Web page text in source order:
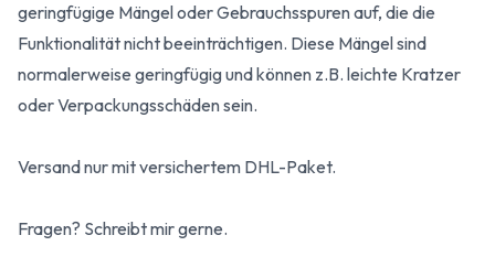
geringfügige Mängel oder Gebrauchsspuren auf, die die
Funktionalität nicht beeinträchtigen. Diese Mängel sind
normalerweise geringfügig und können z.B. leichte Kratzer
oder Verpackungsschäden sein.
Versand nur mit versichertem DHL-Paket.
Fragen? Schreibt mir gerne.